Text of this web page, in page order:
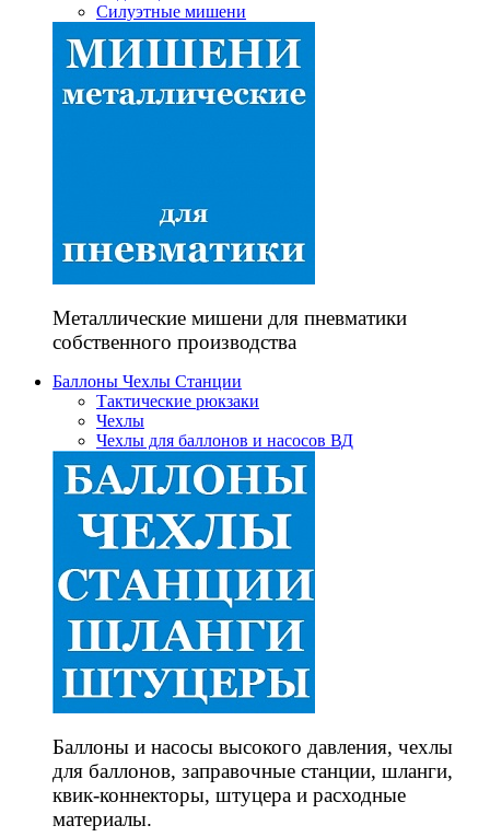
Силуэтные мишени
Металлические мишени для пневматики
собственного производства
Баллоны Чехлы Станции
Тактические рюкзаки
Чехлы
Чехлы для баллонов и насосов ВД
Баллоны и насосы высокого давления, чехлы
для баллонов, заправочные станции, шланги,
квик-коннекторы, штуцера и расходные
материалы.